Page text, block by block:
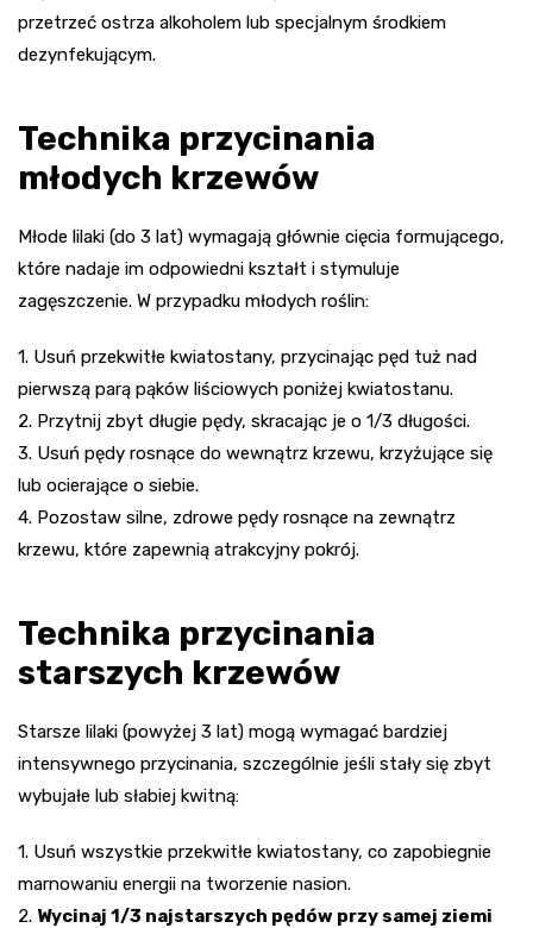
przetrzeć ostrza alkoholem lub specjalnym środkiem
dezynfekującym.
Technika przycinania
młodych krzewów
Młode lilaki (do 3 lat) wymagają głównie cięcia formującego,
które nadaje im odpowiedni kształt i stymuluje
zagęszczenie. W przypadku młodych roślin:
1. Usuń przekwitłe kwiatostany, przycinając pęd tuż nad
pierwszą parą pąków liściowych poniżej kwiatostanu.
2. Przytnij zbyt długie pędy, skracając je o 1/3 długości.
3. Usuń pędy rosnące do wewnątrz krzewu, krzyżujące się
lub ocierające o siebie.
4. Pozostaw silne, zdrowe pędy rosnące na zewnątrz
krzewu, które zapewnią atrakcyjny pokrój.
Technika przycinania
starszych krzewów
Starsze lilaki (powyżej 3 lat) mogą wymagać bardziej
intensywnego przycinania, szczególnie jeśli stały się zbyt
wybujałe lub słabiej kwitną:
1. Usuń wszystkie przekwitłe kwiatostany, co zapobiegnie
marnowaniu energii na tworzenie nasion.
2. Wycinaj 1/3 najstarszych pędów przy samej ziemi